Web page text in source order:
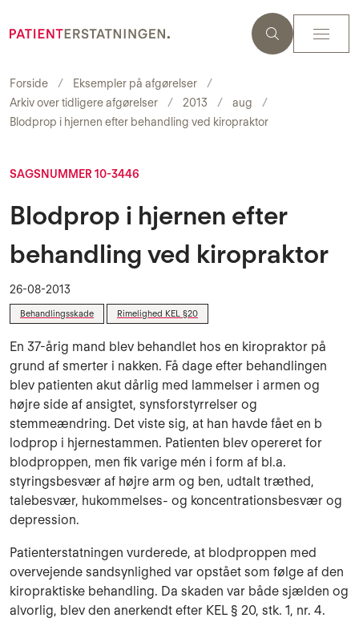
Forside
Eksempler på afgørelser
Arkiv over tidligere afgørelser
2013
aug
Blodprop i hjernen efter behandling ved kiropraktor
SAGSNUMMER 10-3446
Blodprop i hjernen efter
behandling ved kiropraktor
26-08-2013
Behandlingsskade Rimelighed KEL §20
En 37-årig mand blev behandlet hos en kiropraktor på
grund af smerter i nakken. Få dage efter behandlingen
blev patienten akut dårlig med lammelser i armen og
højre side af ansigtet, synsforstyrrelser og
stemmeændring. Det viste sig, at han havde fået en b
lodprop i hjernestammen. Patienten blev opereret for
blodproppen, men fik varige mén i form af bl.a.
styringsbesvær af højre arm og ben, udtalt træthed,
talebesvær, hukommelses- og koncentrationsbesvær og
depression.
Patienterstatningen vurderede, at blodproppen med
overvejende sandsynlighed var opstået som følge af den
kiropraktiske behandling. Da skaden var både sjælden og
alvorlig, blev den anerkendt efter KEL § 20, stk. 1, nr. 4.